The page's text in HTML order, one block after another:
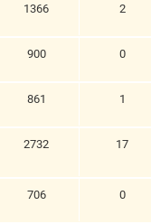
2
1366
0
900
1
861
17
2732
0
706